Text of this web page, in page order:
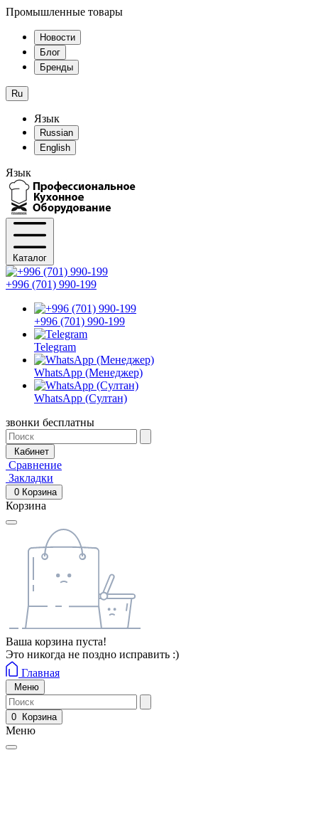
Промышленные товары
Новости
Блог
Бренды
Ru
Язык
Russian
English
Язык
Каталог
+996 (701) 990-199
+996 (701) 990-199
Telegram
WhatsApp (Менеджер)
WhatsApp (Султан)
звонки бесплатны
Кабинет
Сравнение
Закладки
0 Корзина
Корзина
Ваша корзина пуста!
Это никогда не поздно исправить :)
Главная
Меню
0 Корзина
Меню